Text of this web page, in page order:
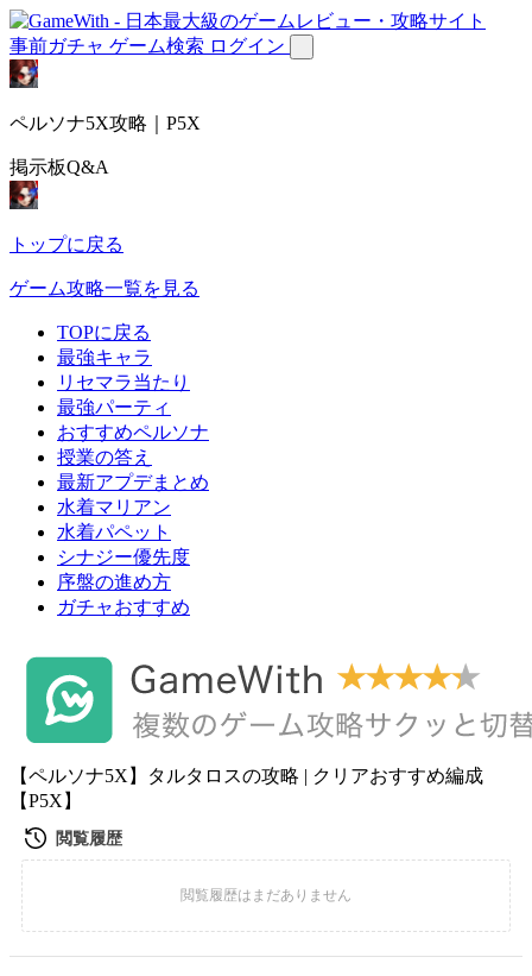
事前ガチャ ゲーム検索 ログイン
ペルソナ5X攻略｜P5X
掲示板Q&A
トップに戻る
ゲーム攻略一覧を見る
TOPに戻る
最強キャラ
リセマラ当たり
最強パーティ
おすすめペルソナ
授業の答え
最新アプデまとめ
水着マリアン
水着パペット
シナジー優先度
序盤の進め方
ガチャおすすめ
【ペルソナ5X】タルタロスの攻略 | クリアおすすめ編成
【P5X】